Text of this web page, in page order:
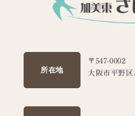
所在地
〒547-0002
大阪市平野